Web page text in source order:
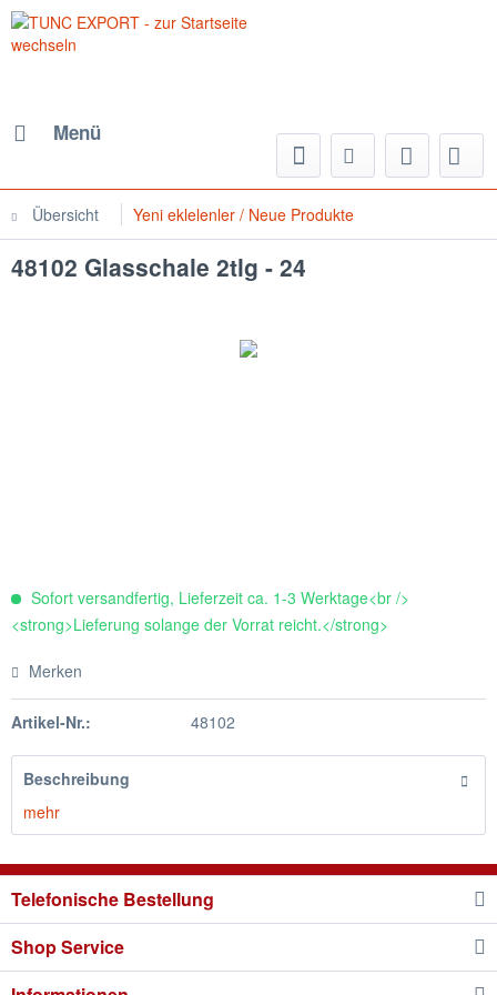
Menü
Übersicht Yeni eklelenler / Neue Produkte
48102 Glasschale 2tlg - 24
Sofort versandfertig, Lieferzeit ca. 1-3 Werktage<br />
<strong>Lieferung solange der Vorrat reicht.</strong>
Merken
Artikel-Nr.: 48102
Beschreibung
mehr
Telefonische Bestellung
Shop Service